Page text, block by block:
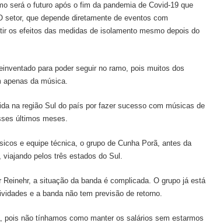
será o futuro após o fim da pandemia de Covid-19 que
que depende diretamente de eventos com
os efeitos das medidas de isolamento mesmo depois do
para poder seguir no ramo, pois muitos dos
apenas da música.
na região Sul do país por fazer sucesso com músicas de
últimos meses.
e equipe técnica, o grupo de Cunha Porã, antes da
pelos três estados do Sul.
a situação da banda é complicada. O grupo já está
e a banda não tem previsão de retorno.
pois não tínhamos como manter os salários sem estarmos